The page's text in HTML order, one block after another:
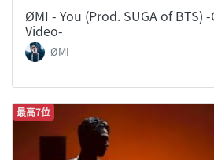
ØMI - You (Prod. SUGA of BTS)
Video-
ØMI
最高7位